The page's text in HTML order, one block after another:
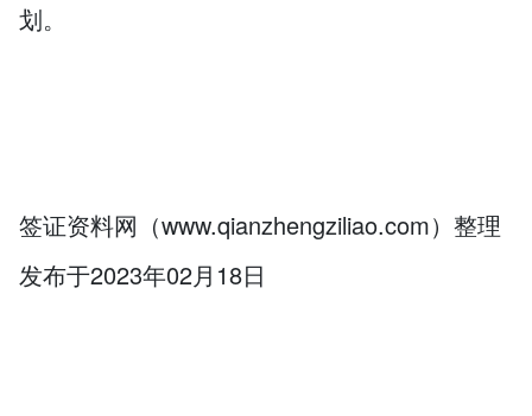
划。
签证资料网（www.qianzhengziliao.com）整理
发布于2023年02月18日